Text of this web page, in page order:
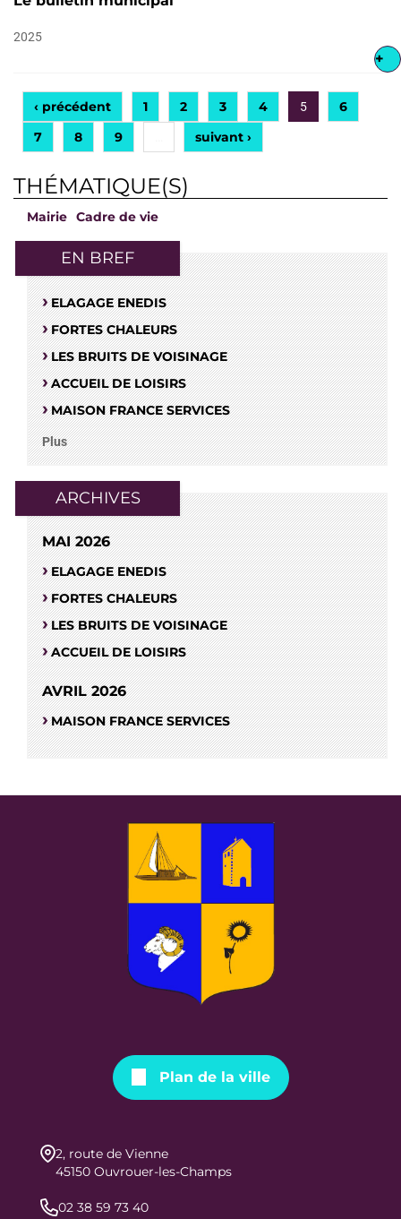
2025
+
‹ précédent 1 2 3 4 5
6
7
8 9 suivant ›
THÉMATIQUE(S)
Mairie Cadre de vie
EN BREF
ELAGAGE ENEDIS
FORTES CHALEURS
LES BRUITS DE VOISINAGE
ACCUEIL DE LOISIRS
MAISON FRANCE SERVICES
Plus
ARCHIVES
MAI 2026
ELAGAGE ENEDIS
FORTES CHALEURS
LES BRUITS DE VOISINAGE
ACCUEIL DE LOISIRS
AVRIL 2026
MAISON FRANCE SERVICES
Plan de la ville
2, route de Vienne
45150 Ouvrouer-les-Champs
02 38 59 73 40